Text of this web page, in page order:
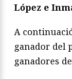
López e
A
ganador del
ganadores